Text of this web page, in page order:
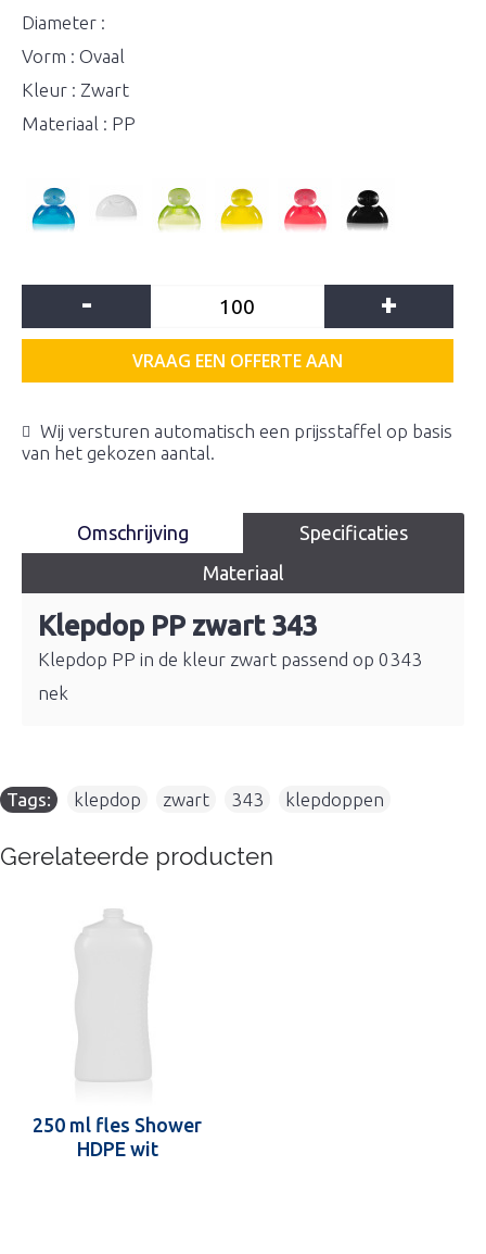
Diameter :
Vorm : Ovaal
Kleur : Zwart
Materiaal : PP
- +
VRAAG EEN OFFERTE AAN
Wij versturen automatisch een prijsstaffel op basis
van het gekozen aantal.
Omschrijving
Specificaties
Materiaal
Klepdop PP zwart 343
Klepdop PP in de kleur zwart passend op 0343
nek
Tags: klepdop zwart 343 klepdoppen
Gerelateerde producten
250 ml fles Shower
HDPE wit